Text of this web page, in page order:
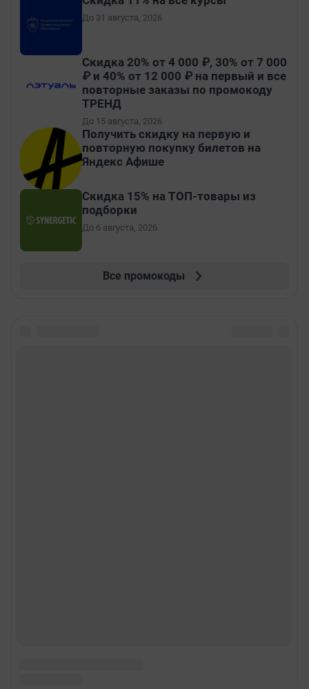
До 31 августа, 2026
Скидка 20% от 4 000 ₽, 30% от 7 000
₽ и 40% от 12 000 ₽ на первый и все
повторные заказы по промокоду
ТРЕНД
До 15 августа, 2026
Получить скидку на первую и
повторную покупку билетов на
Яндекс Афише
Скидка 15% на ТОП-товары из
подборки
До 6 августа, 2026
Все промокоды